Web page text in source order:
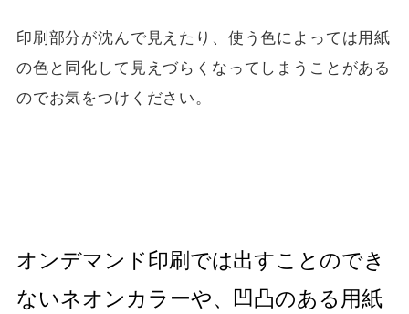
印刷部分が沈んで見えたり、使う色によっては用紙
の色と同化して見えづらくなってしまうことがある
のでお気をつけください。
オンデマンド印刷では出すことのでき
ないネオンカラーや、凹凸のある用紙